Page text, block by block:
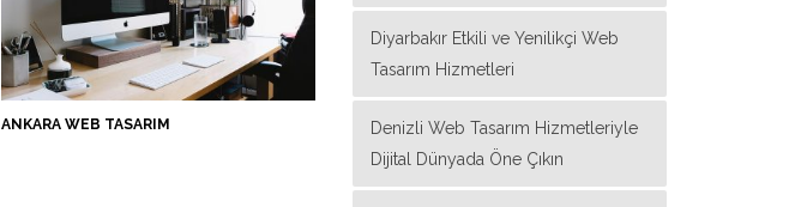
ANKARA WEB TASARIM
Diyarbakır Etkili ve Yenilikçi Web
Tasarım Hizmetleri
Denizli Web Tasarım Hizmetleriyle
Dijital Dünyada Öne Çıkın